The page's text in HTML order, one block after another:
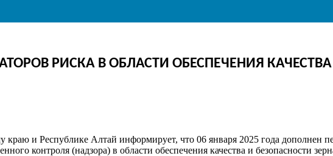
РИСКА В ОБЛАСТИ ОБЕСПЕЧЕНИЯ
краю и Республике Алтай информирует, что 06 января 2025 года дополнен
контроля (надзора) в области обеспечения качества и безопасности